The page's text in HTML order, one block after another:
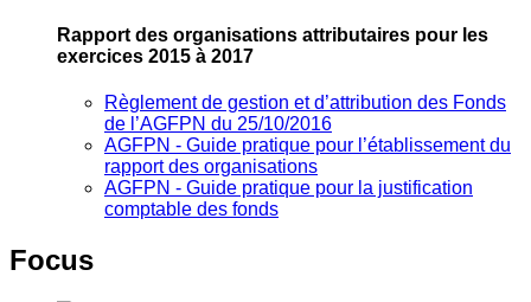
Rapport des organisations attributaires pour les
exercices 2015 à 2017
Règlement de gestion et d’attribution des Fonds
de l’AGFPN du 25/10/2016
AGFPN ‐ Guide pratique pour l’établissement du
rapport des organisations
AGFPN ‐ Guide pratique pour la justification
comptable des fonds
Focus